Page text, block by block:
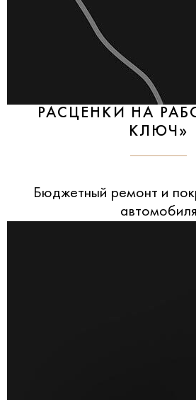
РАСЦЕНКИ НА
КЛЮЧ»
Бюджетный ремонт и
автомобиля